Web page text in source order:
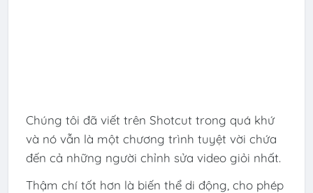
Chúng tôi đã viết trên Shotcut trong quá khứ
và nó vẫn là một chương trình tuyệt vời chứa
đến cả những người chỉnh sửa video giỏi nhất.
Thậm chí tốt hơn là biến thể di động, cho phép